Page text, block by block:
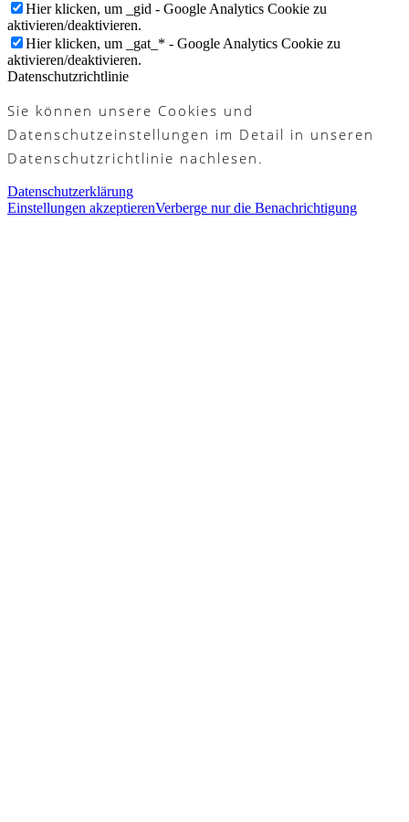
Hier klicken, um _gid - Google Analytics Cookie zu
aktivieren/deaktivieren.
Hier klicken, um _gat_* - Google Analytics Cookie zu
aktivieren/deaktivieren.
Datenschutzrichtlinie
Sie können unsere Cookies und
Datenschutzeinstellungen im Detail in unseren
Datenschutzrichtlinie nachlesen.
Datenschutzerklärung
Einstellungen akzeptierenVerberge nur die Benachrichtigung